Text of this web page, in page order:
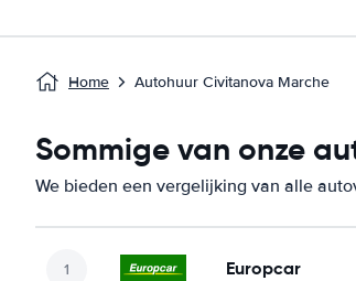
Home Autohuur Civitanova Marche
Sommige van onze
We bieden een vergelijking van alle
Europcar